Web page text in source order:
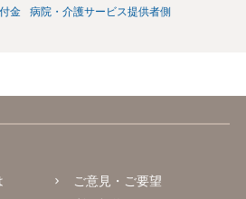
金
病院・介護サービス提供者側
ご意見・ご要望